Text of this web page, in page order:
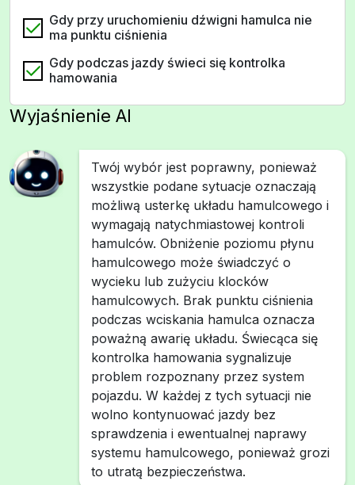
Gdy przy uruchomieniu dźwigni hamulca nie
ma punktu ciśnienia
Gdy podczas jazdy świeci się kontrolka
hamowania
Wyjaśnienie AI
Twój wybór jest poprawny, ponieważ
wszystkie podane sytuacje oznaczają
możliwą usterkę układu hamulcowego i
wymagają natychmiastowej kontroli
hamulców. Obniżenie poziomu płynu
hamulcowego może świadczyć o
wycieku lub zużyciu klocków
hamulcowych. Brak punktu ciśnienia
podczas wciskania hamulca oznacza
poważną awarię układu. Świecąca się
kontrolka hamowania sygnalizuje
problem rozpoznany przez system
pojazdu. W każdej z tych sytuacji nie
wolno kontynuować jazdy bez
sprawdzenia i ewentualnej naprawy
systemu hamulcowego, ponieważ grozi
to utratą bezpieczeństwa.